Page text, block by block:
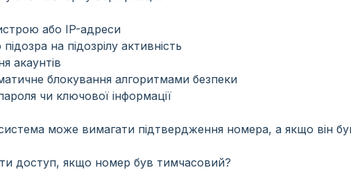
або IP-адреси
на підозрілу активність
акаунтів
блокування алгоритмами безпеки
чи ключової інформації
може вимагати підтвердження номера, а якщо він
доступ, якщо номер був тимчасовий?